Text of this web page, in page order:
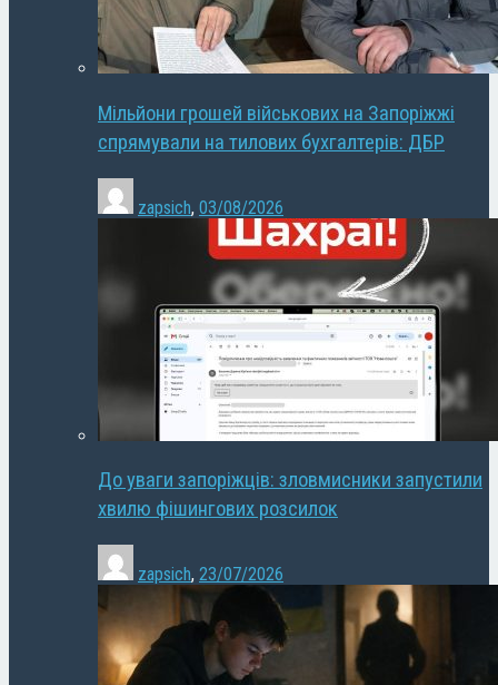
Мільйони грошей військових на Запоріжжі
спрямували на тилових бухгалтерів: ДБР
zapsich, 03/08/2026
До уваги запоріжців: зловмисники запустили
хвилю фішингових розсилок
zapsich, 23/07/2026